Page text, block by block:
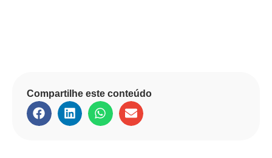
Compartilhe este conteúdo